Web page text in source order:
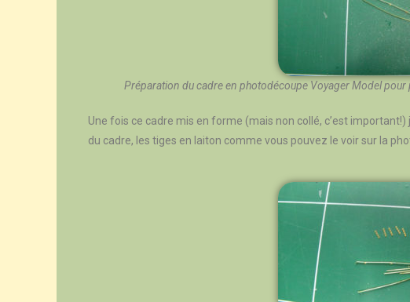
Préparation du cadre en photodécoupe Voyager Model
Une fois ce cadre mis en forme (mais non collé, c’est
du cadre, les tiges en laiton comme vous pouvez le voir sur la